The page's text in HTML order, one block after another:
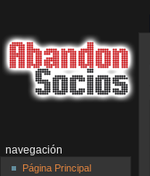
navegación
Página Principal